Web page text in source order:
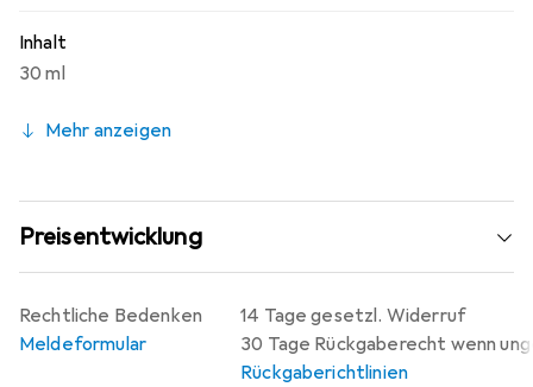
Inhalt
30 ml
Mehr anzeigen
Preisentwicklung
14 Tage gesetzl. Widerruf
30 Tage Rückgaberecht wenn
Rückgaberichtlinien
Rechtliche Bedenken
Meldeformular